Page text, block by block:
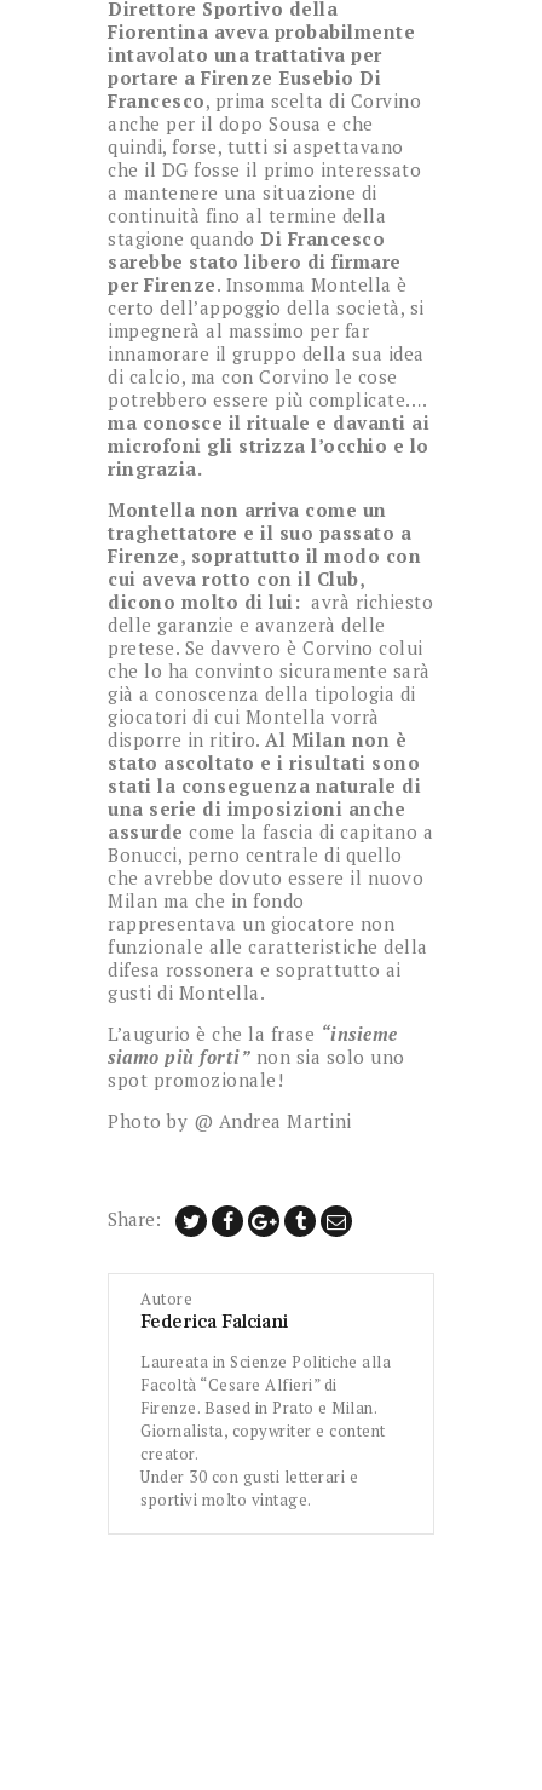
Direttore Sportivo della
Fiorentina aveva probabilmente
intavolato una trattativa per
portare a Firenze Eusebio Di
Francesco, prima scelta di Corvino
anche per il dopo Sousa e che
quindi, forse, tutti si aspettavano
che il DG fosse il primo interessato
a mantenere una situazione di
continuità fino al termine della
stagione quando Di Francesco
sarebbe stato libero di firmare
per Firenze. Insomma Montella è
certo dell’appoggio della società, si
impegnerà al massimo per far
innamorare il gruppo della sua idea
di calcio, ma con Corvino le cose
potrebbero essere più complicate….
ma conosce il rituale e davanti ai
microfoni gli strizza l’occhio e lo
ringrazia.
Montella non arriva come un
traghettatore e il suo passato a
Firenze, soprattutto il modo con
cui aveva rotto con il Club,
dicono molto di lui: avrà richiesto
delle garanzie e avanzerà delle
pretese. Se davvero è Corvino colui
che lo ha convinto sicuramente sarà
già a conoscenza della tipologia di
giocatori di cui Montella vorrà
disporre in ritiro. Al Milan non è
stato ascoltato e i risultati sono
stati la conseguenza naturale di
una serie di imposizioni anche
assurde come la fascia di capitano a
Bonucci, perno centrale di quello
che avrebbe dovuto essere il nuovo
Milan ma che in fondo
rappresentava un giocatore non
funzionale alle caratteristiche della
difesa rossonera e soprattutto ai
gusti di Montella.
L’augurio è che la frase “insieme
siamo più forti” non sia solo uno
spot promozionale!
Photo by @ Andrea Martini
Share:
Autore
Federica Falciani
Laureata in Scienze Politiche alla
Facoltà “Cesare Alfieri” di
Firenze. Based in Prato e Milan.
Giornalista, copywriter e content
creator.
Under 30 con gusti letterari e
sportivi molto vintage.